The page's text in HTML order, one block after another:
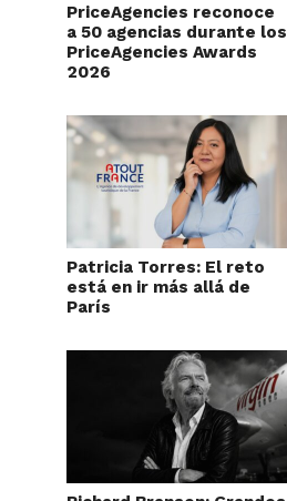
PriceAgencies reconoce
a 50 agencias durante los
PriceAgencies Awards
2026
Patricia Torres: El reto
está en ir más allá de
París